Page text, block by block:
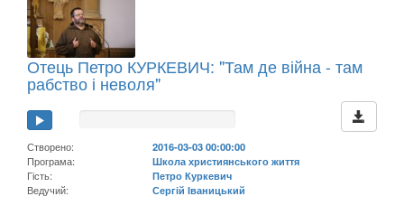
Отець Петро КУРКЕВИЧ: "Там де війна - там
рабство і неволя"
Створено:
2016-03-03 00:00:00
Програма:
Школа християнського життя
Гість:
Петро Куркевич
Ведучий:
Сергій Іваницький